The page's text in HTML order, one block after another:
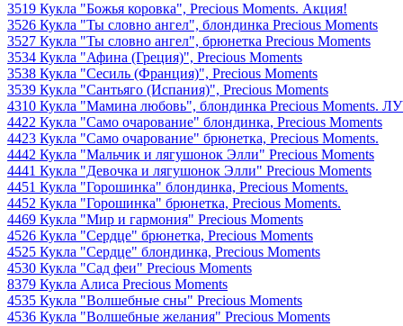
3519 Кукла "Божья коровка", Precious Moments. Акция!
3526 Кукла "Ты словно ангел", блондинка Precious Moments
3527 Кукла "Ты словно ангел", брюнетка Precious Moments
3534 Кукла "Афина (Греция)", Precious Moments
3538 Кукла "Сесиль (Франция)", Precious Moments
3539 Кукла "Сантьяго (Испания)", Precious Moments
4310 Кукла "Мамина любовь", блондинка Precious
4422 Кукла "Само очарование" блондинка, Precious Moments
4423 Кукла "Само очарование" брюнетка, Precious Moments.
4442 Кукла "Мальчик и лягушонок Элли" Precious Moments
4441 Кукла "Девочка и лягушонок Элли" Precious Moments
4451 Кукла "Горошинка" блондинка, Precious Moments.
4452 Кукла "Горошинка" брюнетка, Precious Moments.
4469 Кукла "Мир и гармония" Precious Moments
4526 Кукла "Сердце" брюнетка, Precious Moments
4525 Кукла "Сердце" блондинка, Precious Moments
4530 Кукла "Сад феи" Precious Moments
8379 Кукла Алиса Precious Moments
4535 Кукла "Волшебные сны" Precious Moments
4536 Кукла "Волшебные желания" Precious Moments